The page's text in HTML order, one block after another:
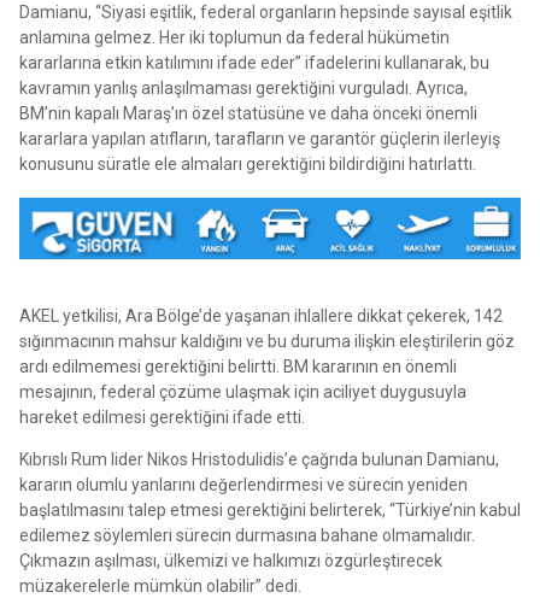
Damianu, “Siyasi eşitlik, federal organların hepsinde sayısal eşitlik
anlamına gelmez. Her iki toplumun da federal hükümetin
kararlarına etkin katılımını ifade eder” ifadelerini kullanarak, bu
kavramın yanlış anlaşılmaması gerektiğini vurguladı. Ayrıca,
BM’nin kapalı Maraş’ın özel statüsüne ve daha önceki önemli
kararlara yapılan atıfların, tarafların ve garantör güçlerin ilerleyiş
konusunu süratle ele almaları gerektiğini bildirdiğini hatırlattı.
AKEL yetkilisi, Ara Bölge’de yaşanan ihlallere dikkat çekerek, 142
sığınmacının mahsur kaldığını ve bu duruma ilişkin eleştirilerin göz
ardı edilmemesi gerektiğini belirtti. BM kararının en önemli
mesajının, federal çözüme ulaşmak için aciliyet duygusuyla
hareket edilmesi gerektiğini ifade etti.
Kıbrıslı Rum lider Nikos Hristodulidis’e çağrıda bulunan Damianu,
kararın olumlu yanlarını değerlendirmesi ve sürecin yeniden
başlatılmasını talep etmesi gerektiğini belirterek, “Türkiye’nin kabul
edilemez söylemleri sürecin durmasına bahane olmamalıdır.
Çıkmazın aşılması, ülkemizi ve halkımızı özgürleştirecek
müzakerelerle mümkün olabilir” dedi.